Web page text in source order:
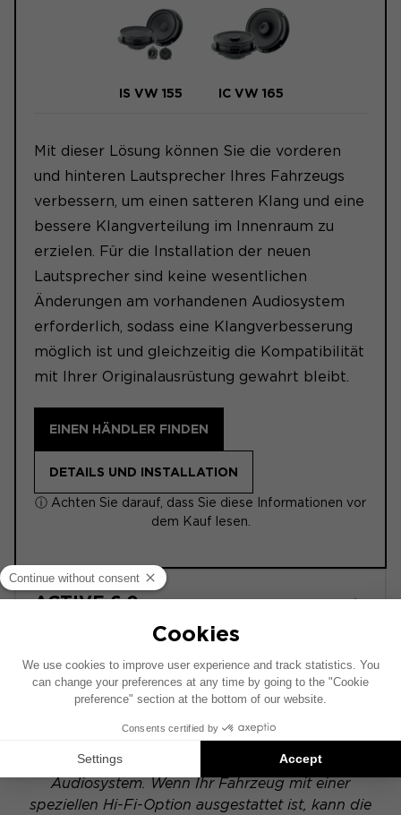
IS VW 155 IC VW 165
Mit dieser Lösung können Sie die vorderen
und hinteren Lautsprecher Ihres Fahrzeugs
verbessern, um einen satteren Klang und eine
bessere Klangverteilung im Innenraum zu
erzielen. Für die Installation der neuen
Lautsprecher sind keine wesentlichen
Änderungen am vorhandenen Audiosystem
erforderlich, sodass eine Klangverbesserung
möglich ist und gleichzeitig die Kompatibilität
mit Ihrer Originalausrüstung gewahrt bleibt.
EINEN HÄNDLER FINDEN
DETAILS UND INSTALLATION
ⓘ Achten Sie darauf, dass Sie diese Informationen vor
dem Kauf lesen.
ACTIVE 6.0
POWERED
Dieses Installationsschema basiert auf einem
Fahrzeug mit werkseitig installiertem
Audiosystem. Wenn Ihr Fahrzeug mit einer
speziellen Hi-Fi-Option ausgestattet ist, kann die